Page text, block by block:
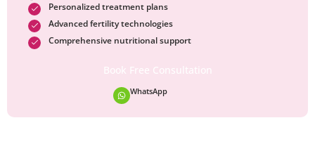
Personalized treatment plans
Advanced fertility technologies
Comprehensive nutritional support
Book Free Consultation
WhatsApp